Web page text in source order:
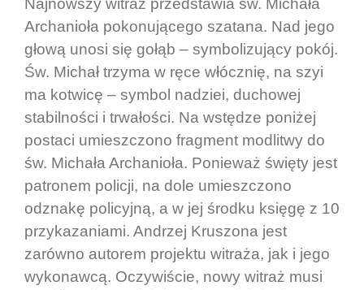
Najnowszy witraż przedstawia św. Michała
Archanioła pokonującego szatana. Nad jego
głową unosi się gołąb – symbolizujący pokój.
Św. Michał trzyma w ręce włócznię, na szyi
ma kotwicę – symbol nadziei, duchowej
stabilności i trwałości. Na wstędze poniżej
postaci umieszczono fragment modlitwy do
św. Michała Archanioła. Ponieważ święty jest
patronem policji, na dole umieszczono
odznakę policyjną, a w jej środku księgę z 10
przykazaniami. Andrzej Kruszona jest
zarówno autorem projektu witraża, jak i jego
wykonawcą. Oczywiście, nowy witraż musi